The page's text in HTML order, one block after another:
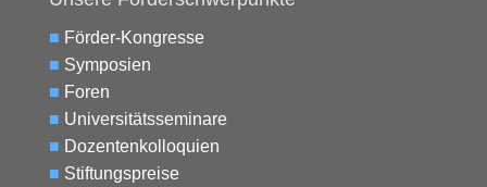
■ Förder-Kongresse
■ Symposien
■ Foren
■ Universitätsseminare
■ Dozentenkolloquien
■ Stiftungspreise